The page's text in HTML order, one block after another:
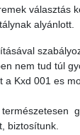
választás
alyánlott.
nem tud túl
Kxd 001 es
biztosítunk.